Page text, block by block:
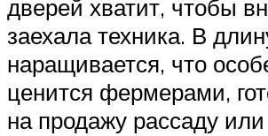
дверей хватит, чтобы
заехала техника. В
наращивается, что
ценится фермерами,
на продажу рассаду